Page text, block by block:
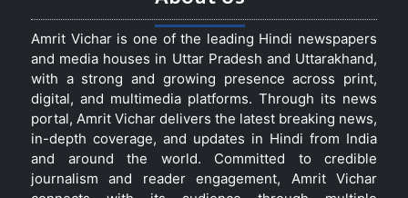
Amrit Vichar is one of the leading Hindi newspapers
and media houses in Uttar Pradesh and Uttarakhand,
with a strong and growing presence across print,
digital, and multimedia platforms. Through its news
portal, Amrit Vichar delivers the latest breaking news,
in-depth coverage, and updates in Hindi from India
and around the world. Committed to credible
journalism and reader engagement, Amrit Vichar